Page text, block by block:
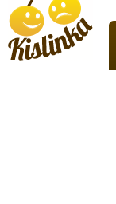
Atelier Flou
Automobili Lamborghini
Azzaro